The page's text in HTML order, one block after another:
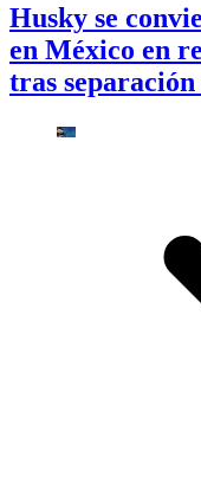
Husky se
en México en
tras separación